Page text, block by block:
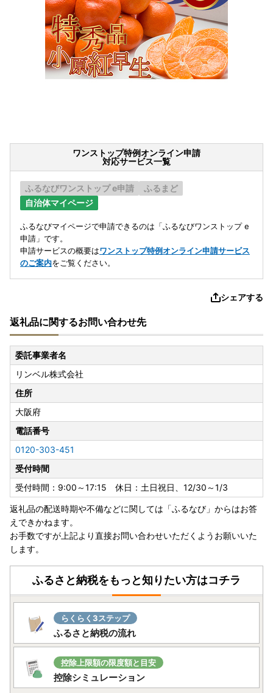
ワンストップ特例オンライン申請
対応サービス一覧
ふるなびワンストップ e申請
ふるまど
自治体マイページ
ふるなびマイページで申請できるのは「ふるなびワンストップ e
申請」です。
申請サービスの概要はワンストップ特例オンライン申請サービス
のご案内をご覧ください。
シェアする
返礼品に関するお問い合わせ先
委託事業者名
リンベル株式会社
住所
大阪府
電話番号
0120-303-451
受付時間
受付時間：9:00～17:15 休日：土日祝日、12/30～1/3
返礼品の配送時期や不備などに関しては「ふるなび」からはお答
えできかねます。
お手数ですが上記より直接お問い合わせいただくようお願いいた
します。
ふるさと納税をもっと知りたい方はコチラ
らくらく3ステップ
ふるさと納税の流れ
控除上限額の限度額と目安
控除シミュレーション